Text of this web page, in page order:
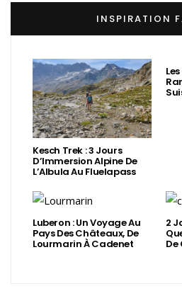
INSPIRATION
Kesch Trek : 3 Jours
D’Immersion Alpine De
L’Albula Au Fluelapass
Luberon : Un Voyage Au
Pays Des Châteaux, De
Lourmarin À Cadenet
2
De